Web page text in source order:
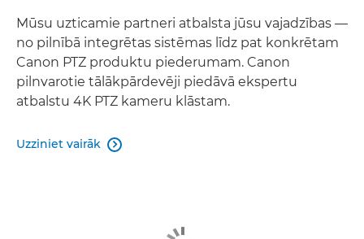
Mūsu uzticamie partneri atbalsta jūsu vajadzības —
no pilnībā integrētas sistēmas līdz pat konkrētam
Canon PTZ produktu piederumam. Canon
pilnvarotie tālākpārdevēji piedāvā ekspertu
atbalstu 4K PTZ kameru klāstam.
Uzziniet vairāk 